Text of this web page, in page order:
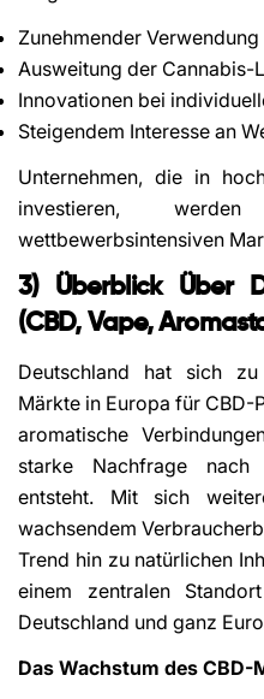
Zunehmender
Ausweitung der Cannabis-
Innovationen bei
Steigendem Interesse an
Unternehmen, die in
investieren,
wettbewerbsintensiven
3) Überblick Über
(CBD, Vape,
Deutschland hat sich
Märkte in Europa für
aromatische
starke Nachfrage nach
entsteht. Mit sich
wachsendem
Trend hin zu natürlichen
einem zentralen
Deutschland und ganz
Das Wachstum des